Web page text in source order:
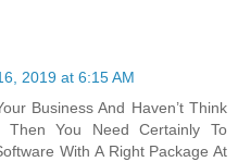
2019 at 6:15 AM
Business And Haven’t Think
Then You Need Certainly To
With A Right Package At